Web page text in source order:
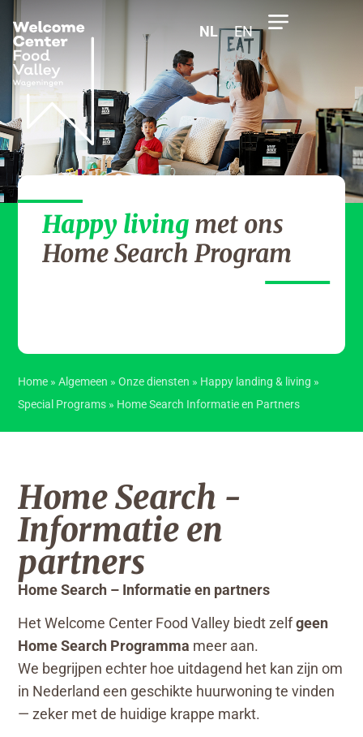
NL EN
Happy living met ons
Home Search Program
Home »Algemeen »Onze diensten » Happy landing & living »
Special Programs » Home Search Informatie en Partners
Home Search -
Informatie en
partners
Home Search – Informatie en partners
Het Welcome Center Food Valley biedt zelfgeen
Home Search Programma meer aan.
We begrijpen echter hoe uitdagend het kan zijn om
in Nederland een geschikte huurwoning te vinden
— zeker met de huidige krappe markt.